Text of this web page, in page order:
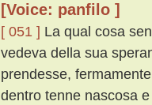
[Voice: panfilo ]
[ 051 ] La qual cosa
vedeva della sua
prendesse,
dentro tenne nascosa